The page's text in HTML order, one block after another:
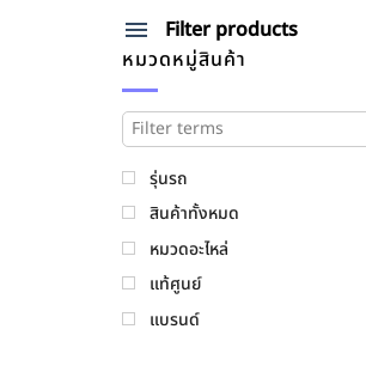
Filter products
หมวดหมู่สินค้า
รุ่นรถ
สินค้าทั้งหมด
หมวดอะไหล่
แท้ศูนย์
แบรนด์